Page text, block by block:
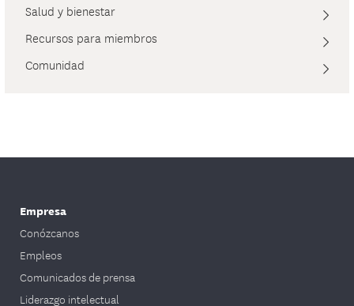
Salud y bienestar
Recursos para miembros
Comunidad
Empresa
Conózcanos
Empleos
Comunicados de prensa
Liderazgo intelectual